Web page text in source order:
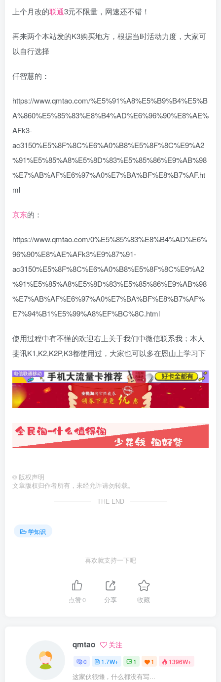
上个月改的联通3元不限量，网速还不错！
再来两个本站发的K3购买地方，根据当时活动力度，大家可
以自行选择
仟智慧的：
https://www.qmtao.com/%E5%91%A8%E5%B9%B4%E5%B
A%860%E5%85%83%E8%B4%AD%E6%96%90%E8%AE%
AFk3-
ac3150%E5%8F%8C%E6%A0%B8%E5%8F%8C%E9%A2
%91%E5%85%A8%E5%8D%83%E5%85%86%E9%AB%98
%E7%AB%AF%E6%97%A0%E7%BA%BF%E8%B7%AF.ht
ml
京东的：
https://www.qmtao.com/0%E5%85%83%E8%B4%AD%E6%
96%90%E8%AE%AFk3%E9%87%91-
ac3150%E5%8F%8C%E6%A0%B8%E5%8F%8C%E9%A2
%91%E5%85%A8%E5%8D%83%E5%85%86%E9%AB%98
%E7%AB%AF%E6%97%A0%E7%BA%BF%E8%B7%AF%
E7%94%B1%E5%99%A8%EF%BC%8C.html
使用过程中有不懂的欢迎右上关于我们中微信联系我；本人
斐讯K1,K2,K2P,K3都使用过，大家也可以多在恩山上学习下
© 版权声明
文章版权归作者所有，未经允许请勿转载。
THE END
学知识
喜欢就支持一下吧
点赞0 分享 收藏
qmtao 关注
0 1.7W+ 1 1 1396W+
这家伙很懒，什么都没有写...